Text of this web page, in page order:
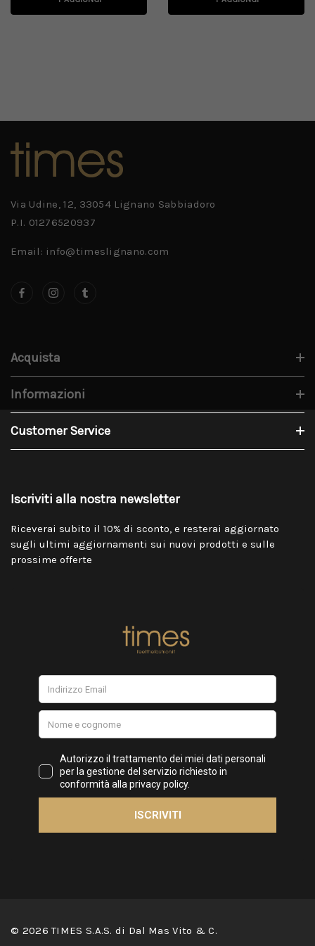
Via Udine, 12, 33054 Lignano Sabbiadoro
P.I. 01276520937
Email: info@timeslignano.com
Acquista
Informazioni
Customer Service
Iscriviti alla nostra newsletter
Riceverai subito il 10% di sconto, e resterai aggiornato
sugli ultimi aggiornamenti sui nuovi prodotti e sulle
prossime offerte
© 2026 TIMES S.A.S. di Dal Mas Vito & C.